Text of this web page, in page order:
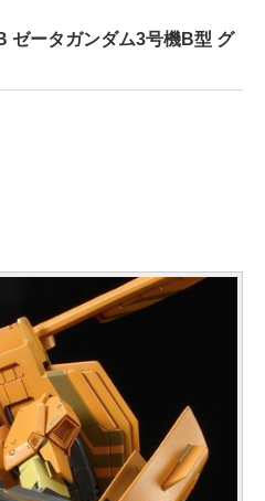
ゼータガンダム3号機B型 グ